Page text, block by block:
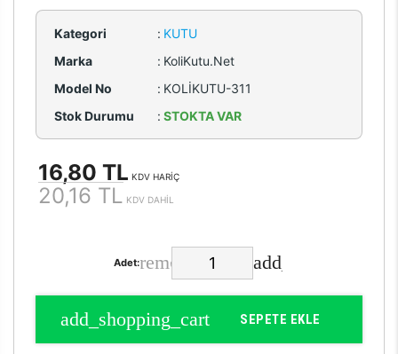
Kategori : KUTU
Marka
: KoliKutu.Net
Model No
: KOLİKUTU-311
Stok Durumu
: STOKTA VAR
16,80 TL KDV HARİÇ
20,16 TL KDV DAHİL
Adet:
SEPETE EKLE